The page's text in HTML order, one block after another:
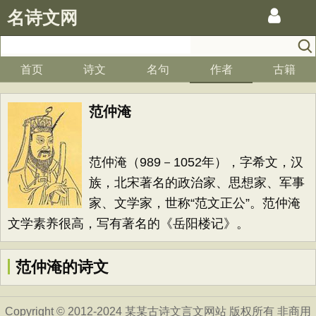
名诗文网
首页 诗文 名句 作者 古籍
范仲淹
范仲淹（989－1052年），字希文，汉
族，北宋著名的政治家、思想家、军事
家、文学家，世称“范文正公”。范仲淹
文学素养很高，写有著名的《岳阳楼记》。
范仲淹的诗文
Copyright © 2012-2024 某某古诗文言文网站 版权所有 非商用